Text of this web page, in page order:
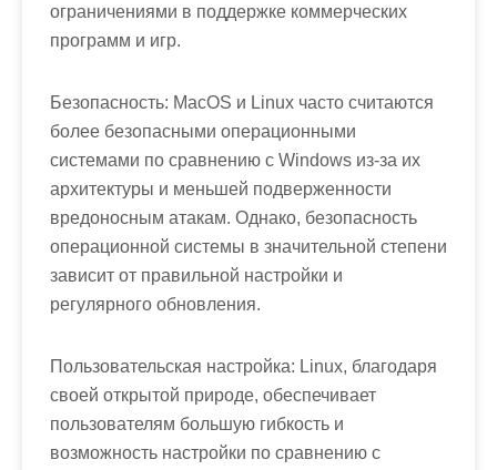
ограничениями в поддержке коммерческих
программ и игр.
Безопасность: MacOS и Linux часто считаются
более безопасными операционными
системами по сравнению с Windows из-за их
архитектуры и меньшей подверженности
вредоносным атакам. Однако, безопасность
операционной системы в значительной степени
зависит от правильной настройки и
регулярного обновления.
Пользовательская настройка: Linux, благодаря
своей открытой природе, обеспечивает
пользователям большую гибкость и
возможность настройки по сравнению с